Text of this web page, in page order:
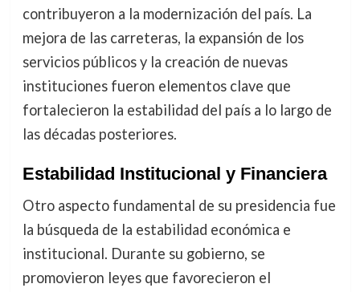
contribuyeron a la modernización del país. La
mejora de las carreteras, la expansión de los
servicios públicos y la creación de nuevas
instituciones fueron elementos clave que
fortalecieron la estabilidad del país a lo largo de
las décadas posteriores.
Estabilidad Institucional y Financiera
Otro aspecto fundamental de su presidencia fue
la búsqueda de la estabilidad económica e
institucional. Durante su gobierno, se
promovieron leyes que favorecieron el